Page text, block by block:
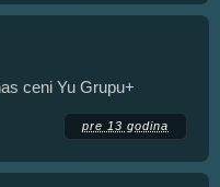
ceni Yu Grupu+
pre 13 godina